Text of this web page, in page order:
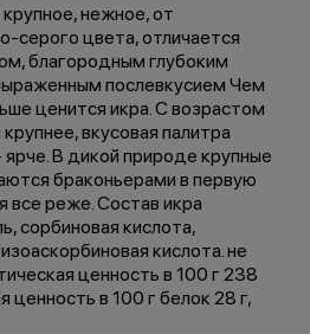
нежное, от
серого цвета, отличается
благородным глубоким
послевкусием Чем
ценится икра. С возрастом
вкусовая палитра
ярче. В дикой природе крупные
браконьерами в первую
все реже. Состав икра
сорбиновая кислота,
кислота. не
ценность в 100 г 238
в 100 г белок 28 г,